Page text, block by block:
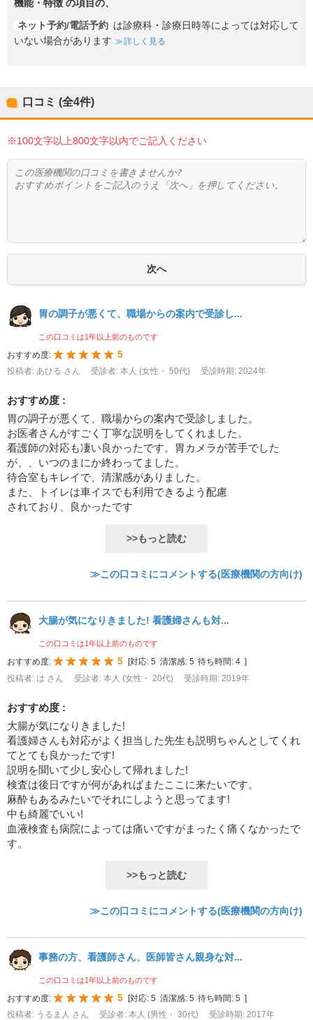
機能・特徴 の項目の、
ネット予約/電話予約 は診療科・診療日時等によっては対応して
いない場合があります
詳しく見る
口コミ (全4件)
※100文字以上800文字以内でご記入ください
胃の調子が悪くて、職場からの案内で受診し...
この口コミは1年以上前のものです
おすすめ度: 5
投稿者: あひる さん 受診者: 本人 (女性・ 50代) 受診時期: 2024年
おすすめ度 :
胃の調子が悪くて、職場からの案内で受診しました。
お医者さんがすごく丁寧な説明をしてくれました。
看護師の対応も凄い良かったです。胃カメラが苦手でした
が、、いつのまにか終わってました。
待合室もキレイで、清潔感がありました。
また、トイレは車イスでも利用できるよう配慮
されており、良かったです
>>もっと読む
≫この口コミにコメントする(医療機関の方向け)
大腸が気になりきました! 看護婦さんも対...
この口コミは1年以上前のものです
おすすめ度: 5 [対応: 5 清潔感: 5 待ち時間: 4 ]
投稿者: は さん
受診者: 本人 (女性・ 20代) 受診時期: 2019年
おすすめ度 :
大腸が気になりきました!
看護婦さんも対応がよく担当した先生も説明ちゃんとしてくれ
てとても良かったです!
説明を聞いて少し安心して帰れました!
検査は後日ですが何があればまたここに来たいです。
麻酔もあるみたいでそれにしようと思ってます!
中も綺麗でいい!
血液検査も病院によっては痛いですがまったく痛くなかったで
す。
>>もっと読む
≫この口コミにコメントする(医療機関の方向け)
事務の方、看護師さん、医師皆さん親身な対...
この口コミは1年以上前のものです
おすすめ度: 5 [対応: 5 清潔感: 5 待ち時間: 5 ]
投稿者: うるま人 さん
受診者: 本人 (男性・ 30代) 受診時期: 2017年